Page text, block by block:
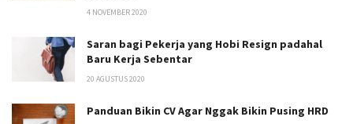
4 NOVEMBER 2020
Saran bagi Pekerja yang Hobi Resign padahal
Baru Kerja Sebentar
20 AGUSTUS 2020
Panduan Bikin CV Agar Nggak Bikin Pusing HRD